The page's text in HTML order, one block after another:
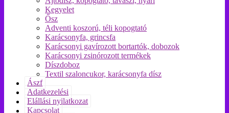
Kegyelet
Ősz
Adventi koszorú, téli kopogtató
Karácsonyfa, grincsfa
Karácsonyi gavírozott bortartók, dobozok
Karácsonyi zsinórozott termékek
Díszdoboz
Textil szaloncukor, karácsonyfa dísz
Ászf
Adatkezelési
Elállási nyilatkozat
Kapcsolat